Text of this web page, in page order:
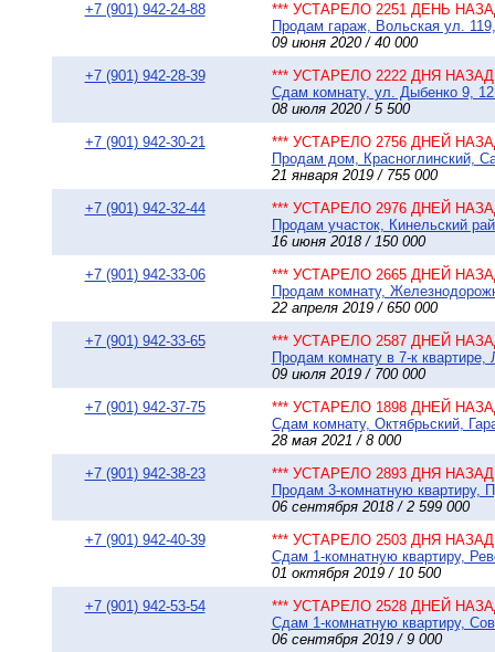
+7 (901) 942-24-88
*** УСТАРЕЛО 2251 ДЕНЬ
Продам гараж, Вольская ул.
09 июня 2020 / 40 000
+7 (901) 942-28-39
*** УСТАРЕЛО 2222 ДНЯ НАЗАД
Сдам комнату, ул. Дыбенко 9, 12
08 июля 2020 / 5 500
+7 (901) 942-30-21
*** УСТАРЕЛО 2756 ДНЕЙ
Продам дом, Красноглинский,
21 января 2019 / 755 000
+7 (901) 942-32-44
*** УСТАРЕЛО 2976 ДНЕЙ
Продам участок, Кинельский
16 июня 2018 / 150 000
+7 (901) 942-33-06
*** УСТАРЕЛО 2665 ДНЕЙ
Продам комнату,
22 апреля 2019 / 650 000
+7 (901) 942-33-65
*** УСТАРЕЛО 2587 ДНЕЙ
Продам комнату в 7-к
09 июля 2019 / 700 000
+7 (901) 942-37-75
*** УСТАРЕЛО 1898 ДНЕЙ
Сдам комнату, Октябрьский,
28 мая 2021 / 8 000
+7 (901) 942-38-23
*** УСТАРЕЛО 2893 ДНЯ НАЗАД
Продам 3-комнатную
06 сентября 2018 / 2 599 000
+7 (901) 942-40-39
*** УСТАРЕЛО 2503 ДНЯ НАЗАД
Сдам 1-комнатную квартиру,
01 октября 2019 / 10 500
+7 (901) 942-53-54
*** УСТАРЕЛО 2528 ДНЕЙ
Сдам 1-комнатную квартиру,
06 сентября 2019 / 9 000